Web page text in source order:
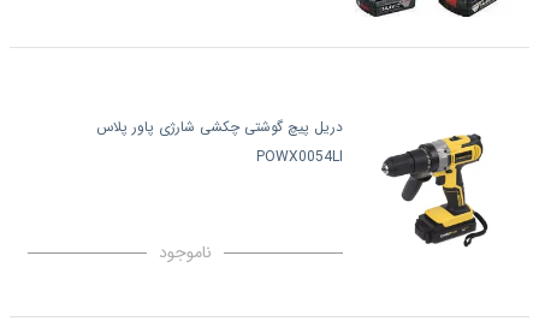
دریل پیچ گوشتی چکشی شارژی پاور پلاس
POWX0054LI
ناموجود